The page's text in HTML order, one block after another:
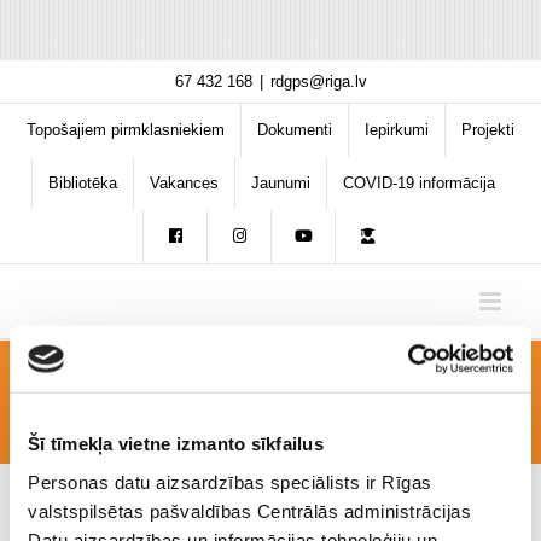
Šī tīmekļa vietne izmanto sīkfailus
Personas datu aizsardzības speciālists ir Rīgas
valstspilsētas pašvaldības Centrālās administrācijas
content
67 432 168 rdgps@riga.lv
Topošajiem pirmklasniekiem Dokumenti Iepirkumi Projekti
Bibliotēka Vakances Jaunumi COVID-19 informācija
IMG_3933